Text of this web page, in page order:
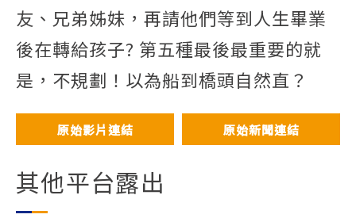
友、兄弟姊妹，再請他們等到人生畢業
後在轉給孩子? 第五種最後最重要的就
是，不規劃！以為船到橋頭自然直？
原始影片連結 原始新聞連結
其他平台露出